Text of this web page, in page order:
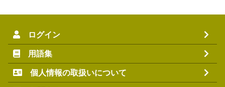
ログイン
用語集
個人情報の取扱いについて